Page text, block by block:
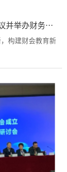
浪潮铸远与山西财经大学签订战略合作协议并举办财务共享服务中心实践教学研讨会
构建财会教育新